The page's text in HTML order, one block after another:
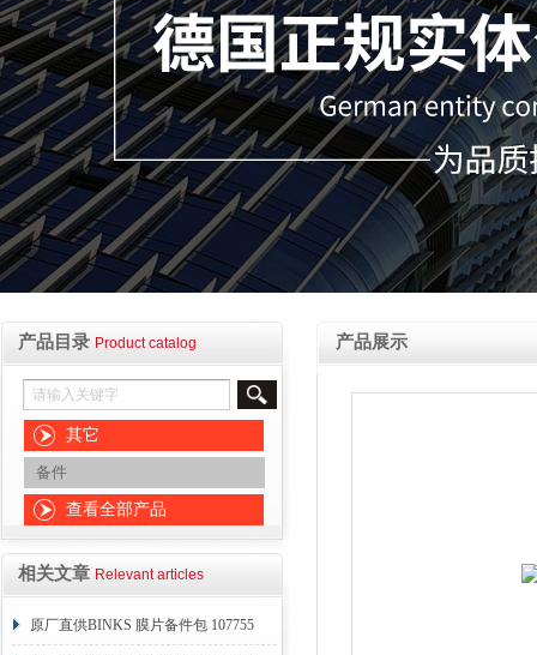
产品目录 Product catalog
其它
备件
查看全部产品
相关文章 Relevant articles
原厂直供BINKS 膜片备件包 107755
产品展示